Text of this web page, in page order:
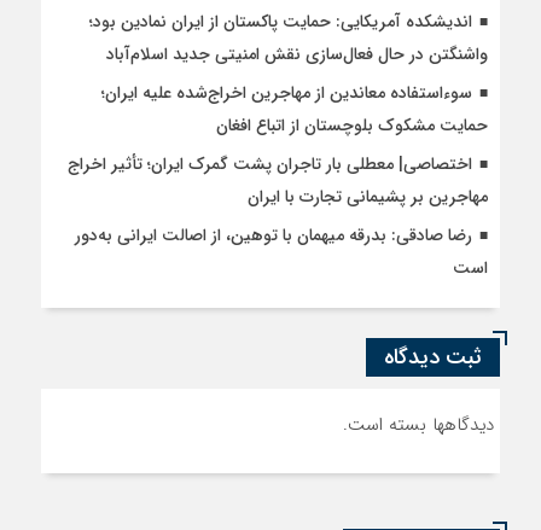
اندیشکده آمریکایی: حمایت پاکستان از ایران نمادین بود؛
واشنگتن در حال فعال‌سازی نقش امنیتی جدید اسلام‌آباد
سوءاستفاده معاندین از مهاجرین اخراج‌شده علیه ایران؛
حمایت مشکوک بلوچستان از اتباع افغان
اختصاصی| معطلی بار تاجران پشت گمرک ایران؛ تأثیر اخراج
مهاجرین بر پشیمانی تجارت با ایران
رضا صادقی: بدرقه میهمان با توهین، از اصالت ایرانی به‌دور
است
ثبت دیدگاه
دیدگاهها بسته است.